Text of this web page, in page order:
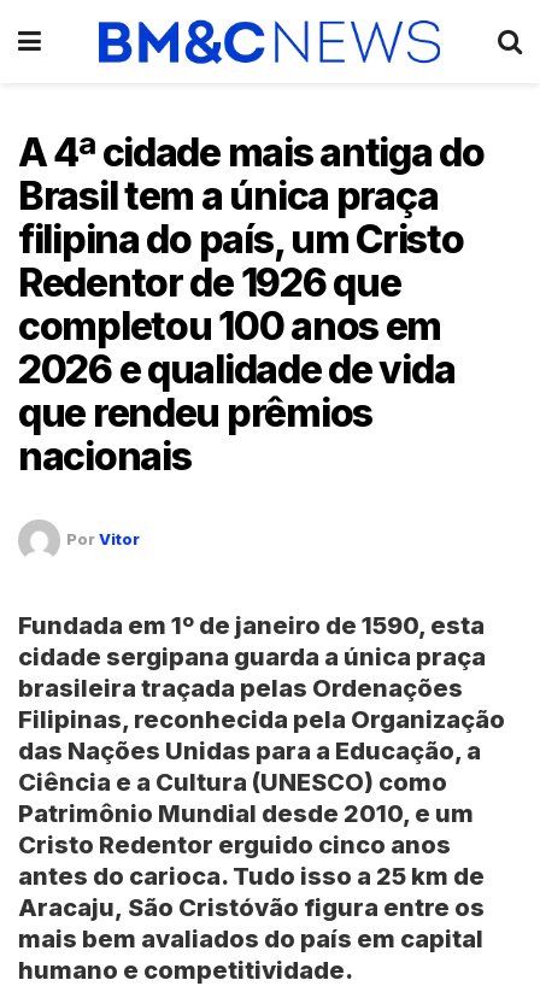
A 4ª cidade mais antiga do
Brasil tem a única praça
filipina do país, um Cristo
Redentor de 1926 que
completou 100 anos em
2026 e qualidade de vida
que rendeu prêmios
nacionais
PorVitor
Fundada em 1º de janeiro de 1590, esta
cidade sergipana guarda a única praça
brasileira traçada pelas Ordenações
Filipinas, reconhecida pela Organização
das Nações Unidas para a Educação, a
Ciência e a Cultura (UNESCO) como
Patrimônio Mundial desde 2010, e um
Cristo Redentor erguido cinco anos
antes do carioca. Tudo isso a 25 km de
Aracaju, São Cristóvão figura entre os
mais bem avaliados do país em capital
humano e competitividade.